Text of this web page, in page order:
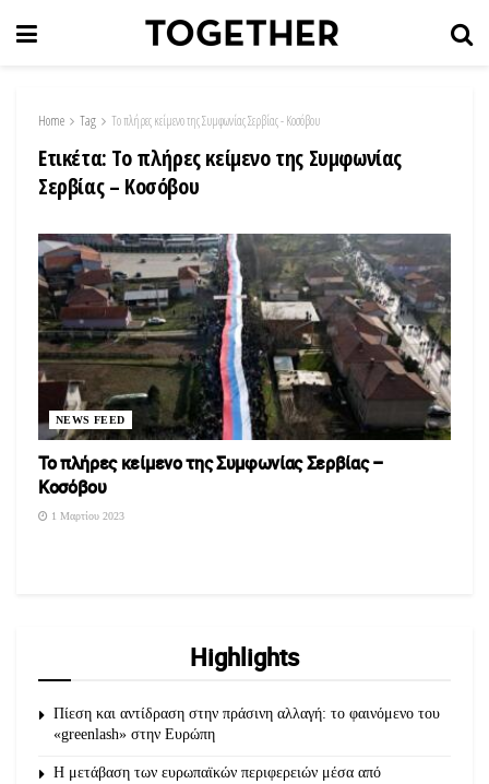
Home Tag Το πλήρες κείμενο της Συμφωνίας Σερβίας - Κοσόβου
Ετικέτα: Το πλήρες κείμενο της Συμφωνίας
Σερβίας – Κοσόβου
NEWS FEED
Το πλήρες κείμενο της Συμφωνίας Σερβίας –
Κοσόβου
1 Μαρτίου 2023
Highlights
Πίεση και αντίδραση στην πράσινη αλλαγή: το φαινόμενο του
«greenlash» στην Ευρώπη
Η μετάβαση των ευρωπαϊκών περιφερειών μέσα από